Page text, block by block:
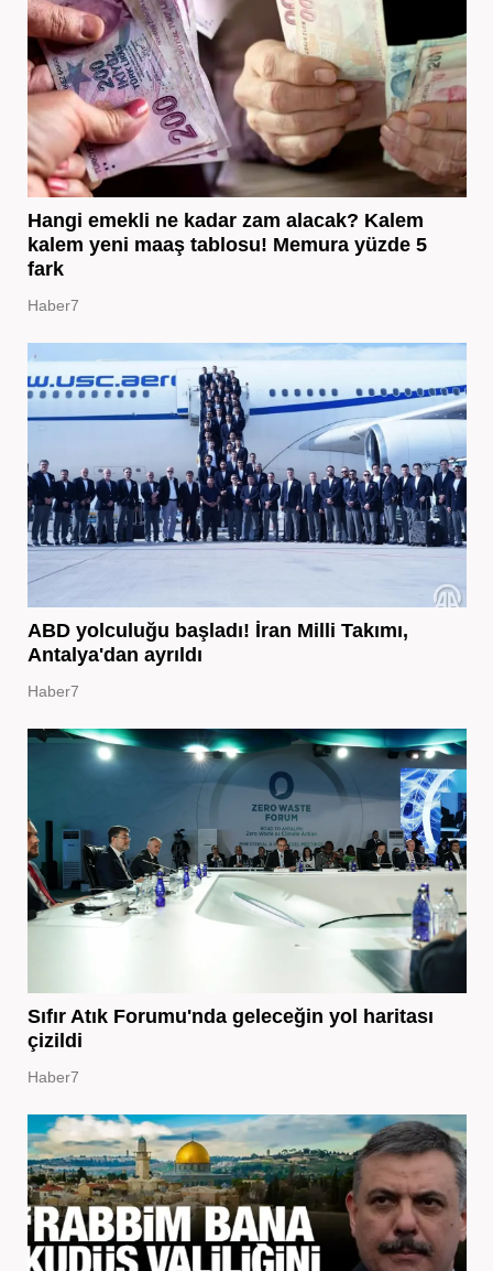
Hangi emekli ne kadar zam alacak? Kalem
kalem yeni maaş tablosu! Memura yüzde 5
fark
Haber7
ABD yolculuğu başladı! İran Milli Takımı,
Antalya'dan ayrıldı
Haber7
Sıfır Atık Forumu'nda geleceğin yol haritası
çizildi
Haber7